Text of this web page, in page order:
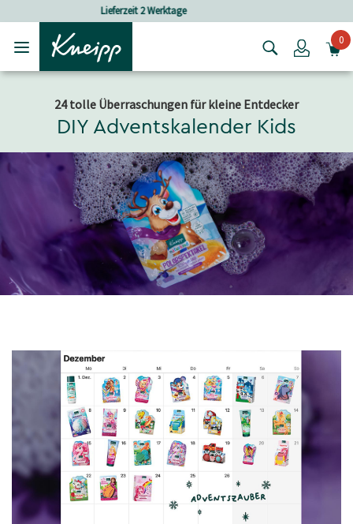
Skip to main content
Skip to footer contentVersandkostenfrei ab 25 € Bestellwert
Login0
24 tolle Überraschungen für kleine Entdecker
DIY Adventskalender Kids